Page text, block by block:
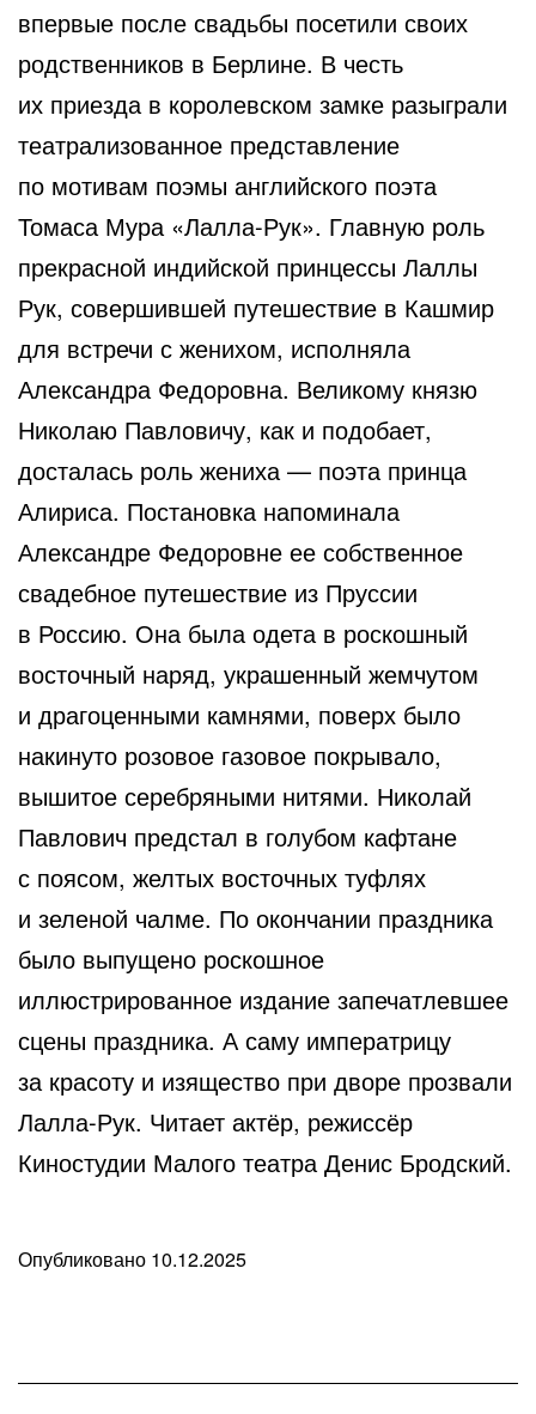
впервые после свадьбы посетили своих
родственников в Берлине. В честь
их приезда в королевском замке разыграли
театрализованное представление
по мотивам поэмы английского поэта
Томаса Мура «Лалла-Рук». Главную роль
прекрасной индийской принцессы Лаллы
Рук, совершившей путешествие в Кашмир
для встречи с женихом, исполняла
Александра Федоровна. Великому князю
Николаю Павловичу, как и подобает,
досталась роль жениха — поэта принца
Алириса. Постановка напоминала
Александре Федоровне ее собственное
свадебное путешествие из Пруссии
в Россию. Она была одета в роскошный
восточный наряд, украшенный жемчутом
и драгоценными камнями, поверх было
накинуто розовое газовое покрывало,
вышитое серебряными нитями. Николай
Павлович предстал в голубом кафтане
с поясом, желтых восточных туфлях
и зеленой чалме. По окончании праздника
было выпущено роскошное
иллюстрированное издание запечатлевшее
сцены праздника. А саму императрицу
за красоту и изящество при дворе прозвали
Лалла-Рук. Читает актёр, режиссёр
Киностудии Малого театра Денис Бродский.
Опубликовано 10.12.2025
факты